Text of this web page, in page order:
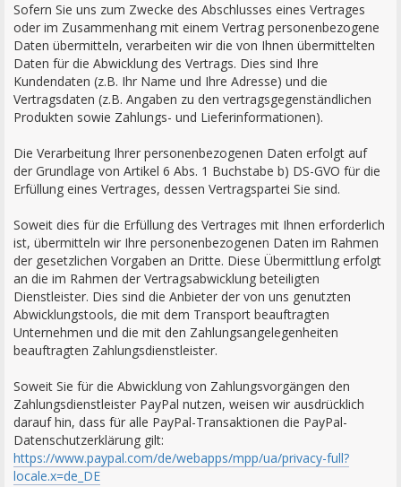
Sofern Sie uns zum Zwecke des Abschlusses eines Vertrages
oder im Zusammenhang mit einem Vertrag personenbezogene
Daten übermitteln, verarbeiten wir die von Ihnen übermittelten
Daten für die Abwicklung des Vertrags. Dies sind Ihre
Kundendaten (z.B. Ihr Name und Ihre Adresse) und die
Vertragsdaten (z.B. Angaben zu den vertragsgegenständlichen
Produkten sowie Zahlungs- und Lieferinformationen).
Die Verarbeitung Ihrer personenbezogenen Daten erfolgt auf
der Grundlage von Artikel 6 Abs. 1 Buchstabe b) DS-GVO für die
Erfüllung eines Vertrages, dessen Vertragspartei Sie sind.
Soweit dies für die Erfüllung des Vertrages mit Ihnen erforderlich
ist, übermitteln wir Ihre personenbezogenen Daten im Rahmen
der gesetzlichen Vorgaben an Dritte. Diese Übermittlung erfolgt
an die im Rahmen der Vertragsabwicklung beteiligten
Dienstleister. Dies sind die Anbieter der von uns genutzten
Abwicklungstools, die mit dem Transport beauftragten
Unternehmen und die mit den Zahlungsangelegenheiten
beauftragten Zahlungsdienstleister.
Soweit Sie für die Abwicklung von Zahlungsvorgängen den
Zahlungsdienstleister PayPal nutzen, weisen wir ausdrücklich
darauf hin, dass für alle PayPal-Transaktionen die PayPal-
Datenschutzerklärung gilt:
https://www.paypal.com/de/webapps/mpp/ua/privacy-full?
locale.x=de_DE